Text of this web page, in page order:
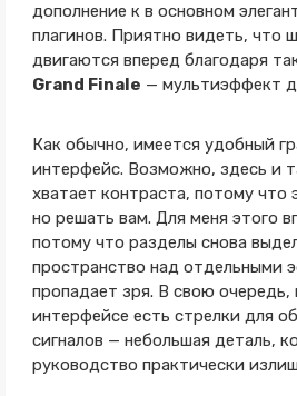
дополнение к в основном
плагинов. Приятно видеть, что
двигаются вперед благодаря
Grand Finale — мультиэффект
Как обычно, имеется удобный
интерфейс. Возможно, здесь и
хватает контраста, потому что
но решать вам. Для меня этого
потому что разделы снова
пространство над отдельными
пропадает зря. В свою очередь,
интерфейсе есть стрелки для
сигналов — небольшая деталь,
руководство практически